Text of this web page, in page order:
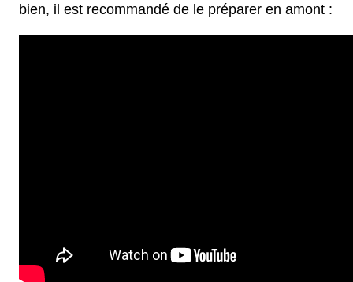
bien, il est recommandé de le préparer en amont :